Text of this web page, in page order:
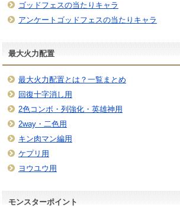
ゴッドフェスの当たりキャラ
アンケートゴッドフェスの当たりキャラ
最大火力配置
最大火力配置とは？一覧まとめ
回復十字消し用
2色コンボ・列強化・英雄神用
2way・二色用
キン肉マン編用
ケプリ用
ヨウユウ用
モンスターポイント